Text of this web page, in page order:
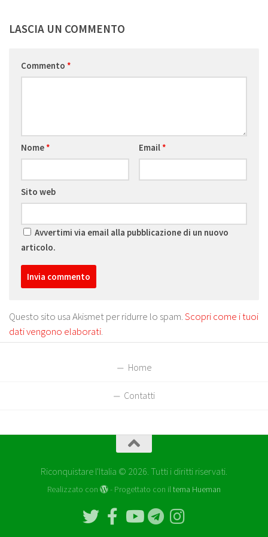
LASCIA UN COMMENTO
Commento *
Nome* Email*
Sito web
Avvertimi via email alla pubblicazione di un nuovo
articolo.
Questo sito usa Akismet per ridurre lo spam.Scopri come i tuoi
dati vengono elaborati.
Home
Contatti
Riconquistare l'Italia © 2026. Tutti i diritti riservati.
Realizzato con - Progettato con iltema Hueman